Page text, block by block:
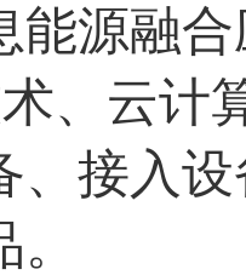
能源融
、云计
、接入